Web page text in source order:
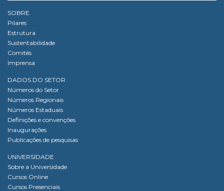
SOBRE
Pilares
Estrutura
Sustentabilidade
Comitês
Imprensa
DADOS DO SETOR
Números do Setor
Números Regionais
Números Estaduais
Definições e convenções
Inaugurações
Publicações de pesquisas
UNIVERSIDADE
Sobre a Universidade
Cursos Online
Cursos Presenciais